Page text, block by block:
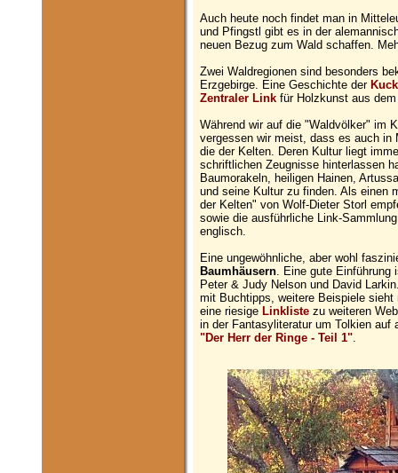
Auch heute noch findet man in
und Pfingstl gibt es in der
neuen Bezug zum Wald schaffen.
Zwei Waldregionen sind besonders
Erzgebirge. Eine Geschichte der
Zentraler Link für Holzkunst aus
Während wir auf die "Waldvölker" im
vergessen wir meist, dass es auch in
die der Kelten. Deren Kultur liegt
schriftlichen Zeugnisse hinterlassen
Baumorakeln, heiligen Hainen,
und seine Kultur zu finden. Als einen
der Kelten" von Wolf-Dieter Storl
sowie die ausführliche Link-
englisch.
Eine ungewöhnliche, aber wohl
Baumhäusern. Eine gute Einführung
Peter & Judy Nelson und David
mit Buchtipps, weitere Beispiele
eine riesige Linkliste zu weiteren
in der Fantasyliteratur um Tolkien
"Der Herr der Ringe - Teil 1".